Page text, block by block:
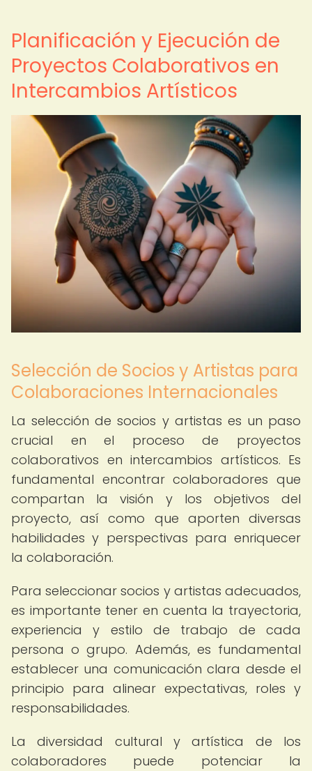
Planificación y Ejecución de
Proyectos Colaborativos en
Intercambios Artísticos
Selección de Socios y Artistas para
Colaboraciones Internacionales
La selección de socios y artistas es un paso
crucial en el proceso de proyectos
colaborativos en intercambios artísticos. Es
fundamental encontrar colaboradores que
compartan la visión y los objetivos del
proyecto, así como que aporten diversas
habilidades y perspectivas para enriquecer
la colaboración.
Para seleccionar socios y artistas adecuados,
es importante tener en cuenta la trayectoria,
experiencia y estilo de trabajo de cada
persona o grupo. Además, es fundamental
establecer una comunicación clara desde el
principio para alinear expectativas, roles y
responsabilidades.
La diversidad cultural y artística de los
colaboradores puede potenciar la